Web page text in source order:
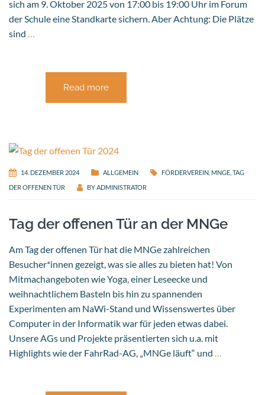
sich am 9. Oktober 2025 von 17:00 bis 19:00 Uhr im Forum
der Schule eine Standkarte sichern. Aber Achtung: Die Plätze
sind …
Read more
14. DEZEMBER 2024 ALLGEMEIN FÖRDERVEREIN MNGE TAG
DER OFFENEN TÜR
BY ADMINISTRATOR
Tag der offenen Tür an der MNGe
Am Tag der offenen Tür hat die MNGe zahlreichen
Besucher*innen gezeigt, was sie alles zu bieten hat! Von
Mitmachangeboten wie Yoga, einer Leseecke und
weihnachtlichem Basteln bis hin zu spannenden
Experimenten am NaWi-Stand und Wissenswertes über
Computer in der Informatik war für jeden etwas dabei.
Unsere AGs und Projekte präsentierten sich u.a. mit
Highlights wie der FahrRad-AG, „MNGe läuft“ und